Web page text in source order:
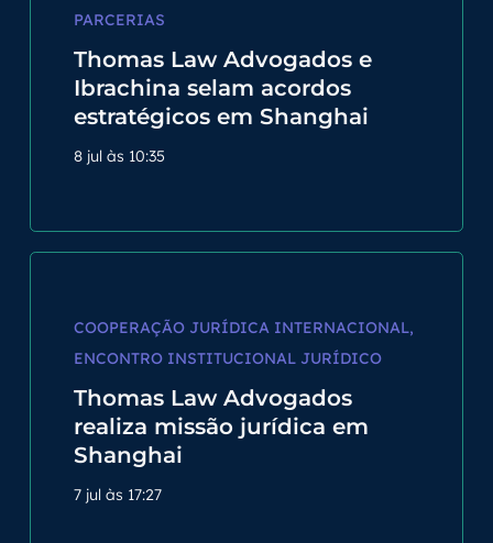
PARCERIAS
Thomas Law Advogados e
Ibrachina selam acordos
estratégicos em Shanghai
8 jul às 10:35
COOPERAÇÃO JURÍDICA INTERNACIONAL,
ENCONTRO INSTITUCIONAL JURÍDICO
Thomas Law Advogados
realiza missão jurídica em
Shanghai
7 jul às 17:27